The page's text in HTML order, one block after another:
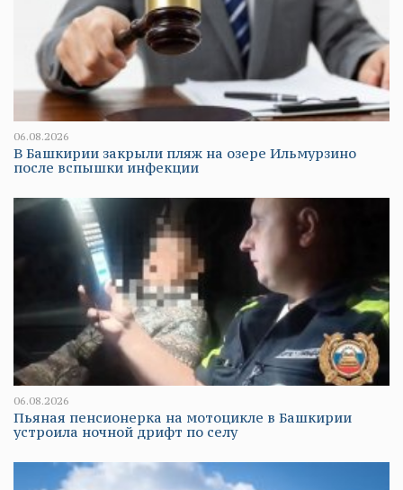
06.08.2026
В Башкирии закрыли пляж на озере Ильмурзино
после вспышки инфекции
06.08.2026
Пьяная пенсионерка на мотоцикле в Башкирии
устроила ночной дрифт по селу